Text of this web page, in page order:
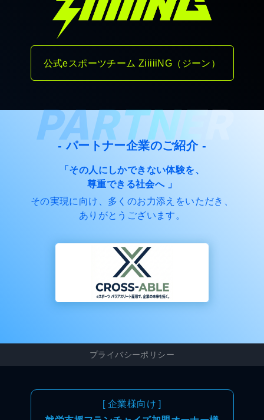
公式eスポーツチーム ZiiiiiNG（ジーン）
PARTNER
- パートナー企業のご紹介 -
「その人にしかできない体験を、
尊重できる社会へ 」
その実現に向け、多くのお力添えをいただき、
ありがとうございます。
プライバシーポリシー
[ 企業様向け ]